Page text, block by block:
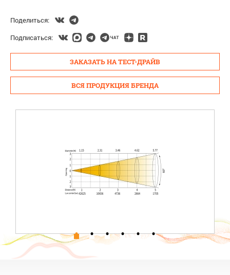
Поделиться:
Подписаться:
ЗАКАЗАТЬ НА ТЕСТ-ДРАЙВ
ВСЯ ПРОДУКЦИЯ БРЕНДА